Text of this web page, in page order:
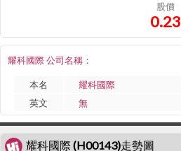
股價
0.23
耀科國際 公司名稱：
本名
耀科國際
英文
無
耀科國際 (H00143)走勢圖